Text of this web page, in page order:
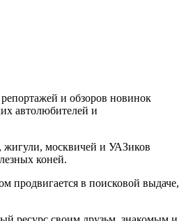
и обзоров новинок
автолюбителей и
жигули, москвичей и УАЗиков
коней.
продвигается в поисковой выдаче,